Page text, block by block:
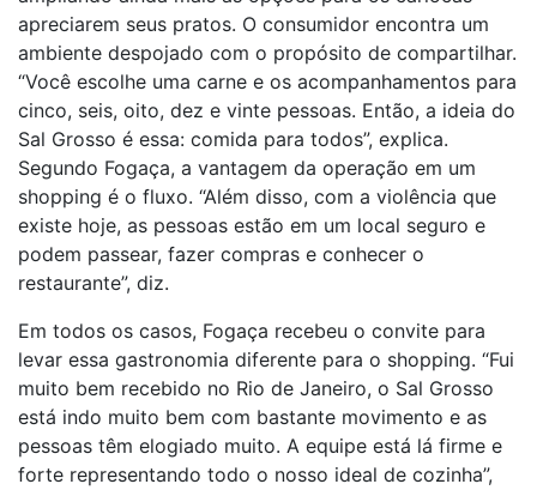
apreciarem seus pratos. O consumidor encontra um
ambiente despojado com o propósito de compartilhar.
“Você escolhe uma carne e os acompanhamentos para
cinco, seis, oito, dez e vinte pessoas. Então, a ideia do
Sal Grosso é essa: comida para todos”, explica.
Segundo Fogaça, a vantagem da operação em um
shopping é o fluxo. “Além disso, com a violência que
existe hoje, as pessoas estão em um local seguro e
podem passear, fazer compras e conhecer o
restaurante”, diz.
Em todos os casos, Fogaça recebeu o convite para
levar essa gastronomia diferente para o shopping. “Fui
muito bem recebido no Rio de Janeiro, o Sal Grosso
está indo muito bem com bastante movimento e as
pessoas têm elogiado muito. A equipe está lá firme e
forte representando todo o nosso ideal de cozinha”,